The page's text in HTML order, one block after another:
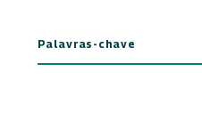
Palavras-chave